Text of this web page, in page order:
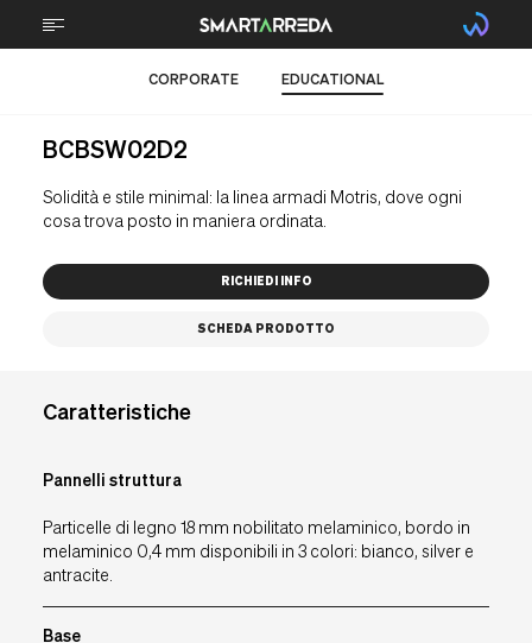
STEM
TECNICA PROFESSIONALE
Assistenza RMA
CORPORATE EDUCATIONAL
BCBSW02D2
Solidità e stile minimal: la linea armadi Motris, dove ogni
cosa trova posto in maniera ordinata.
RICHIEDI INFO
SCHEDA PRODOTTO
Caratteristiche
Pannelli struttura
Particelle di legno 18 mm nobilitato melaminico, bordo in
melaminico 0,4 mm disponibili in 3 colori: bianco, silver e
antracite.
Base